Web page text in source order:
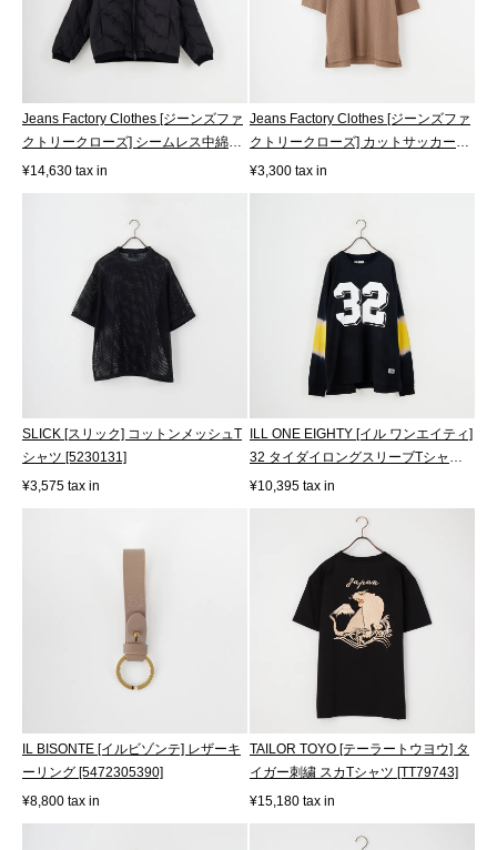
Jeans Factory Clothes [ジーンズファ
クトリークローズ] シームレス中綿
ブ...
¥14,630 tax in
Jeans Factory Clothes [ジーンズファ
クトリークローズ] カットサッカー
タ...
¥3,300 tax in
SLICK [スリック] コットンメッシュT
シャツ [5230131]
¥3,575 tax in
ILL ONE EIGHTY [イル ワンエイティ]
32 タイダイロングスリーブTシャツ
[I...
¥10,395 tax in
IL BISONTE [イルビゾンテ] レザーキ
ーリング [5472305390]
¥8,800 tax in
TAILOR TOYO [テーラートウヨウ] タ
イガー刺繍 スカTシャツ [TT79743]
¥15,180 tax in